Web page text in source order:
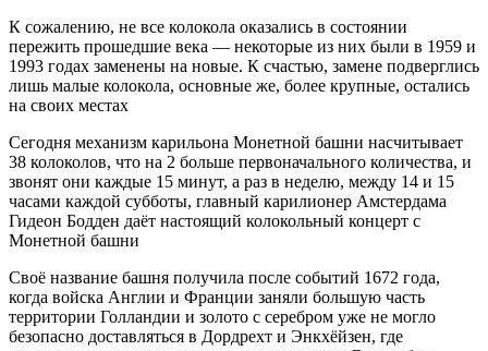
К сожалению, не все колокола оказались в состоянии
пережить прошедшие века — некоторые из них были в 1959 и
1993 годах заменены на новые. К счастью, замене подверглись
лишь малые колокола, основные же, более крупные, остались
на своих местах
Сегодня механизм карильона Монетной башни насчитывает
38 колоколов, что на 2 больше первоначального количества, и
звонят они каждые 15 минут, а раз в неделю, между 14 и 15
часами каждой субботы, главный карилионер Амстердама
Гидеон Бодден даёт настоящий колокольный концерт с
Монетной башни
Своё название башня получила после событий 1672 года,
когда войска Англии и Франции заняли большую часть
территории Голландии и золото с серебром уже не могло
безопасно доставляться в Дордрехт и Энкхёйзен, где